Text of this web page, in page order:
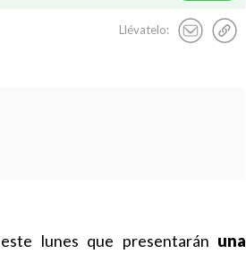
Llévatelo:
lunes que presentarán una